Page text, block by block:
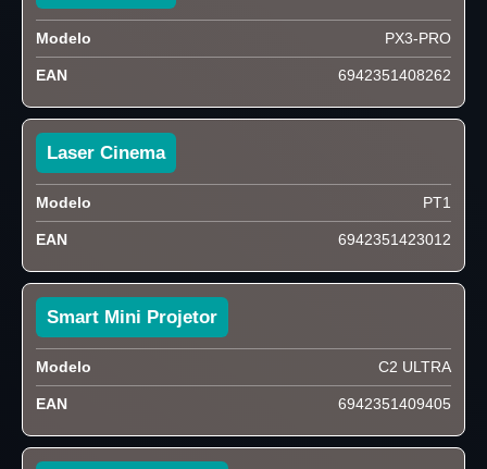
Modelo PX3-PRO
EAN 6942351408262
Laser Cinema
Modelo PT1
EAN 6942351423012
Smart Mini Projetor
Modelo C2 ULTRA
EAN 6942351409405